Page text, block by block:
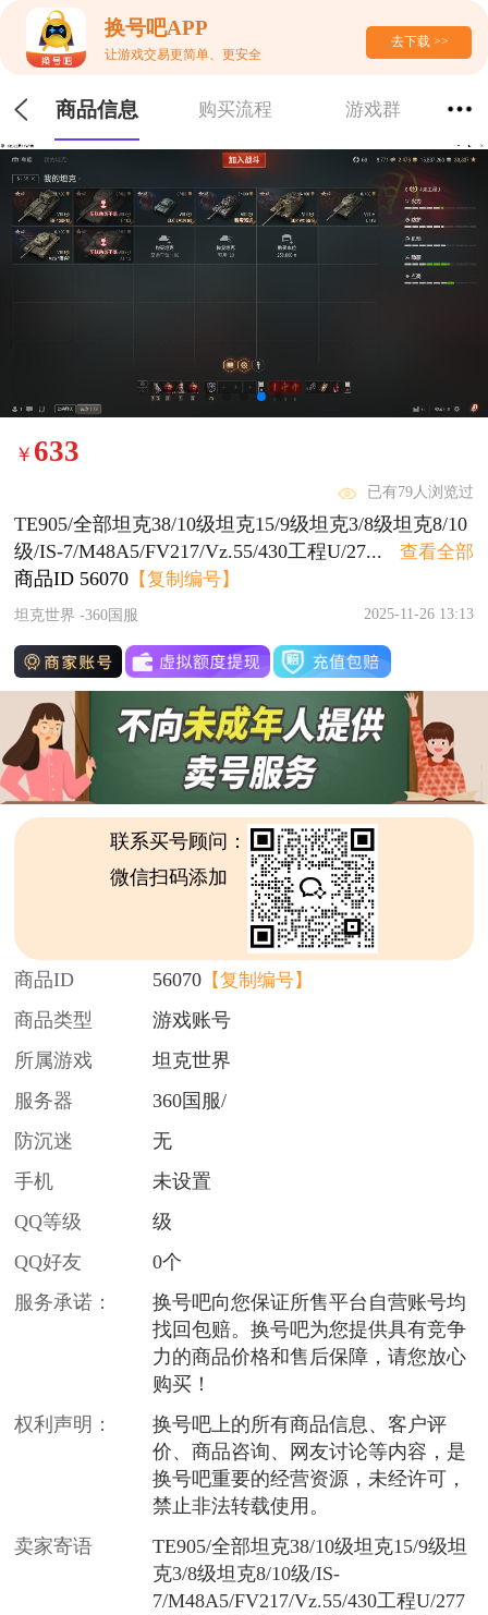
换号吧APP
让游戏交易更简单、更安全
去下载 >>
商品信息 购买流程 游戏群
￥ 633
已有79人浏览过
TE905/全部坦克38/10级坦克15/9级坦克3/8级坦克8/10
级/IS-7/M48A5/FV217/Vz.55/430工程U/27...
查看全部
商品ID 56070 【复制编号】
坦克世界 -360国服 2025-11-26 13:13
联系买号顾问：
微信扫码添加
商品ID 56070【复制编号】
商品类型
游戏账号
所属游戏
坦克世界
服务器
360国服/
防沉迷
无
手机
未设置
QQ等级
级
QQ好友
0个
服务承诺：
换号吧向您保证所售平台自营账号均
找回包赔。换号吧为您提供具有竞争
力的商品价格和售后保障，请您放心
购买！
权利声明：
换号吧上的所有商品信息、客户评
价、商品咨询、网友讨论等内容，是
换号吧重要的经营资源，未经许可，
禁止非法转载使用。
卖家寄语
TE905/全部坦克38/10级坦克15/9级坦
克3/8级坦克8/10级/IS-
7/M48A5/FV217/Vz.55/430工程U/277